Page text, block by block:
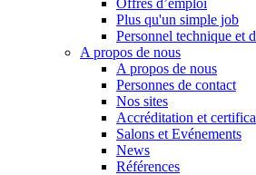
Offres d’emploi
Plus qu'un simple job
Personnel technique et
A propos de nous
A propos de nous
Personnes de contact
Nos sites
Accréditation et
Salons et Evénements
News
Références